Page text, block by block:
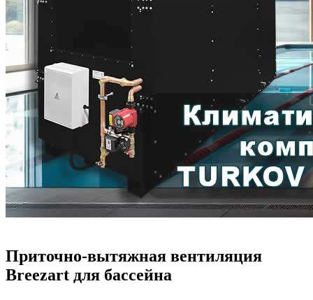
Приточно-вытяжная вентиляция
Breezart для бассейна